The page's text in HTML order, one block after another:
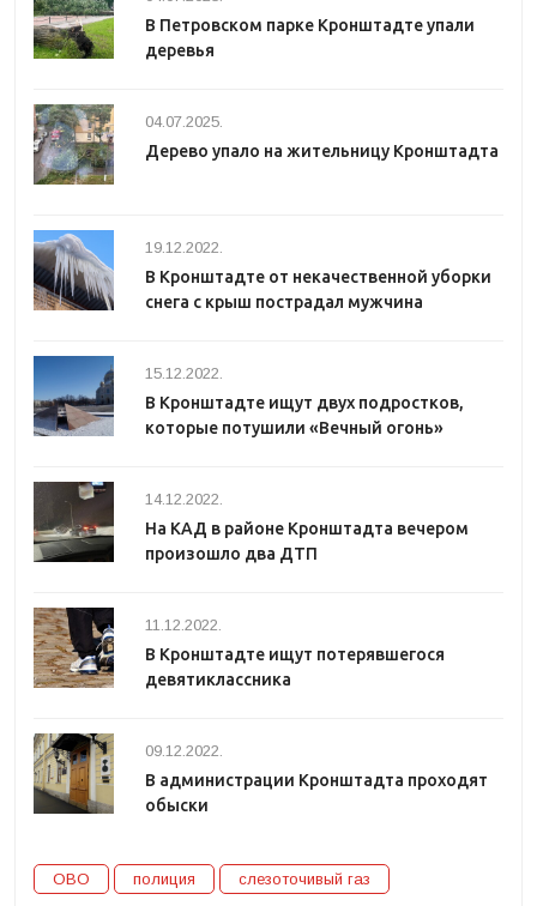
В Петровском парке Кронштадте упали
деревья
04.07.2025.
Дерево упало на жительницу Кронштадта
19.12.2022.
В Кронштадте от некачественной уборки
снега с крыш пострадал мужчина
15.12.2022.
В Кронштадте ищут двух подростков,
которые потушили «Вечный огонь»
14.12.2022.
На КАД в районе Кронштадта вечером
произошло два ДТП
11.12.2022.
В Кронштадте ищут потерявшегося
девятиклассника
09.12.2022.
В администрации Кронштадта проходят
обыски
ОВО полиция слезоточивый газ